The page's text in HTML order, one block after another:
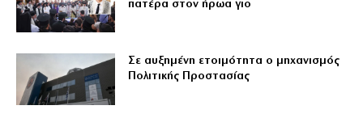
πατέρα στον ήρωα γιο
Σε αυξημένη ετοιμότητα ο μηχανισμός
Πολιτικής Προστασίας